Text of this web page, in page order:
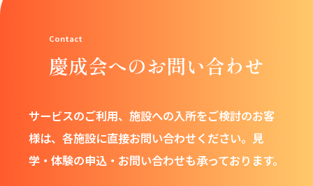
慶成会へのお問い合わせ
サービスのご利用、施設への入所をご検討のお客
様は、 各施設に直接お問い合わせください。 見
学・体験の申込・お問い合わせも承っております。